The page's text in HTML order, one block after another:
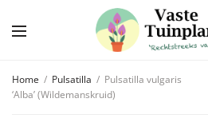
Home / Pulsatilla / Pulsatilla vulgaris
‘Alba’ (Wildemanskruid)